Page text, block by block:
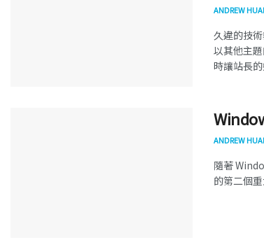
ANDREW
久違的技
以其他主
時讓站長
ANDREW
隨著
的第二個